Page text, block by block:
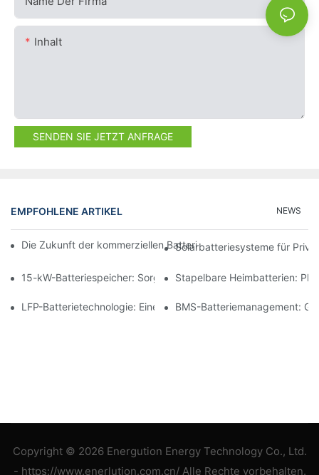
Inhalt
SENDEN SIE JETZT ANFRAGE
EMPFOHLENE ARTIKEL NEWS
Die Zukunft der kommerziellen Batteriespeicherung: Trends
Solarbatteriesysteme für
15-kW-Batteriespeicher: Sorgen Sie für eine sichere
Stapelbare Heimbatterien:
LFP-Batterietechnologie: Eine nachhaltige Wahl für die
BMS-Batteriemanagement:
Copyright © 2026 Energution Energy Technology Co., Ltd.
- https://www.enerlution.com.cn/ Alle Rechte vorbehalten.